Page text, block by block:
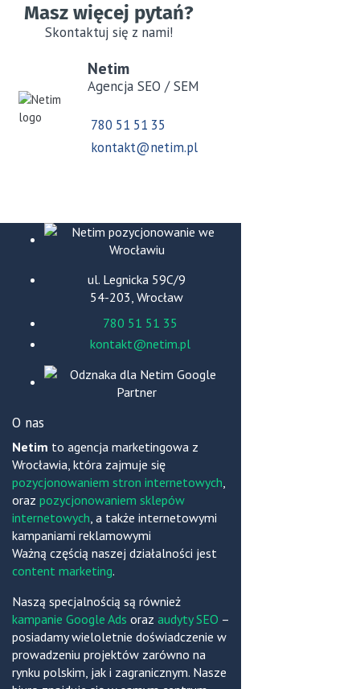
Masz więcej pytań?
Skontaktuj się z nami!
Netim
Agencja SEO / SEM
780 51 51 35
kontakt@netim.pl
ul. Legnicka 59C/9
54-203, Wrocław
780 51 51 35
kontakt@netim.pl
O nas
Netim to agencja marketingowa z
Wrocławia, która zajmuje się
pozycjonowaniem stron internetowych
oraz pozycjonowaniem sklepów
internetowych , a także internetowymi
kampaniami reklamowymi
Ważną częścią naszej działalności jest
content marketing.
Naszą specjalnością są również
kampanie Google Ads oraz audyty SEO –
posiadamy wieloletnie doświadczenie w
prowadzeniu projektów zarówno na
rynku polskim, jak i zagranicznym. Nasze